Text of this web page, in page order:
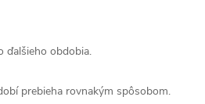
ďalšieho obdobia.
prebieha rovnakým spôsobom.